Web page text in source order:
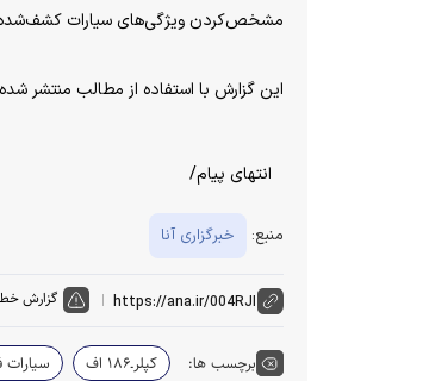
مشخص‌کردن ویژگی‌های سیارات کشف‌شده
این گزارش با استفاده از مطالب منتشر
انتهای پیام/
منبع: خبرگزاری آنا
گزارش
برچسب ها: کپلرـ۱۸۶ اف سیارات